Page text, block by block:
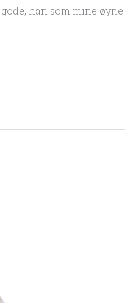
han som mine